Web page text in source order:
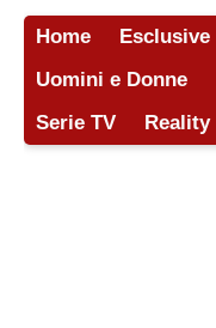
Home Esclusive
Uomini e Donne
Serie TV
Reality